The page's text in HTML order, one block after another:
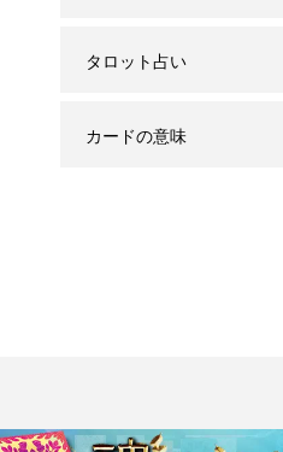
タロット占い
カードの意味